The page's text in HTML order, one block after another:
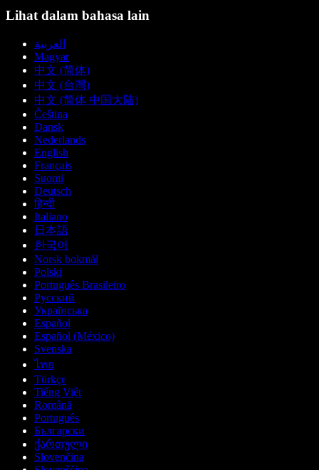
Lihat dalam bahasa lain
العربية
Magyar
中文 (简体)
中文 (台灣)
中文 (简体 中国大陆)
Čeština
Dansk
Nederlands
English
Français
Suomi
Deutsch
हिन्दी
Italiano
日本語
한국어
Norsk bokmål
Polski
Português Brasileiro
Русский
Українська
Español
Español (México)
Svenska
ไทย
Türkçe
Tiếng Việt
Română
Português
Български
ქართული
Slovenčina